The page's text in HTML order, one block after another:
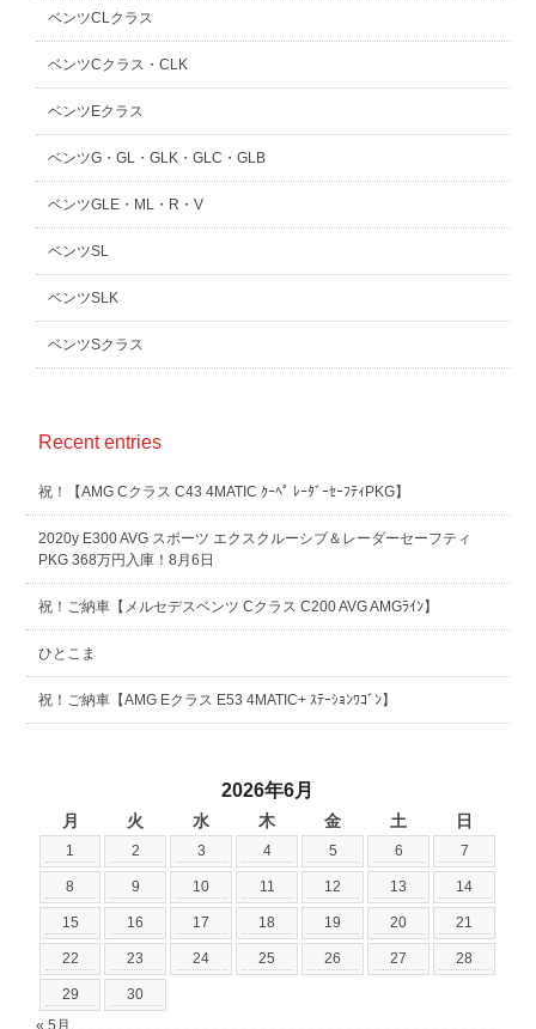
ベンツCLクラス
ベンツCクラス・CLK
ベンツEクラス
ベンツG・GL・GLK・GLC・GLB
ベンツGLE・ML・R・V
ベンツSL
ベンツSLK
ベンツSクラス
Recent entries
祝！【AMG Cクラス C43 4MATIC ｸｰﾍﾟ ﾚｰﾀﾞｰｾｰﾌﾃｨPKG】
2020y E300 AVG スポーツ エクスクルーシブ＆レーダーセーフティ
PKG 368万円入庫！8月6日
祝！ご納車【メルセデスベンツ Cクラス C200 AVG AMGﾗｲﾝ】
ひとこま
祝！ご納車【AMG Eクラス E53 4MATIC+ ｽﾃｰｼｮﾝﾜｺﾞﾝ】
2026年6月
月 火 水 木 金 土 日
1 2 3 4 5 6 7
8 9 10 11 12 13 14
15 16 17 18 19 20 21
22 23 24 25 26 27 28
29
30
« 5月